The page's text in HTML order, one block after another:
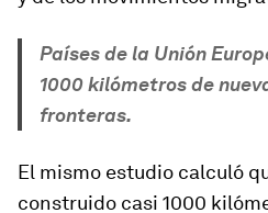
Países de la Unión
1000 kilómetros de
fronteras.
El mismo estudio calculó
construido casi 1000